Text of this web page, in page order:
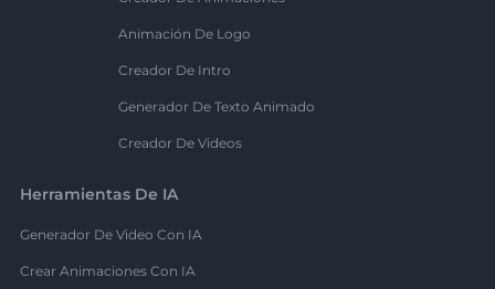
Animación De Logo
Creador De Intro
Generador De Texto Animado
Creador De Videos
Herramientas De IA
Generador De Video Con IA
Crear Animaciones Con IA